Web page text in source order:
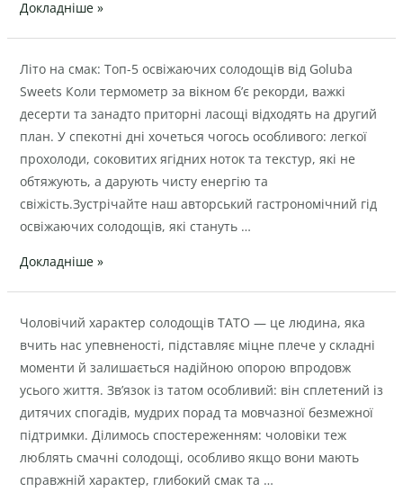
Goluba
Sweets?
Докладніше »
Літо на смак: Топ-5 освіжаючих солодощів від Goluba
Sweets Коли термометр за вікном б’є рекорди, важкі
десерти та занадто приторні ласощі відходять на другий
план. У спекотні дні хочеться чогось особливого: легкої
прохолоди, соковитих ягідних ноток та текстур, які не
обтяжують, а дарують чисту енергію та
свіжість.Зустрічайте наш авторський гастрономічний гід
освіжаючих солодощів, які стануть …
Літо
на
смак:
Топ-5
освіжаючих
солодощів
від
Goluba
Докладніше »
Чоловічий характер солодощів ТАТО — це людина, яка
вчить нас упевненості, підставляє міцне плече у складні
моменти й залишається надійною опорою впродовж
усього життя. Зв’язок із татом особливий: він сплетений із
дитячих спогадів, мудрих порад та мовчазної безмежної
підтримки. Ділимось спостереженням: чоловіки теж
люблять смачні солодощі, особливо якщо вони мають
справжній характер, глибокий смак та …
Чоловічий
характер
солодощів